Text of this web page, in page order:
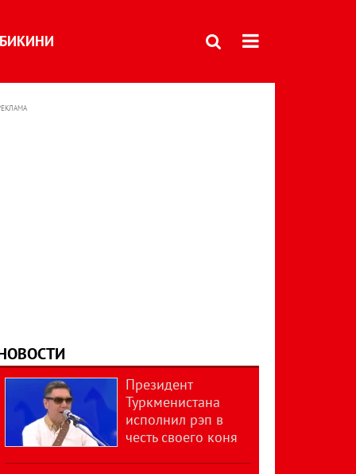
БИКИНИ
Президент
Туркменистана
исполнил рэп в
честь своего коня